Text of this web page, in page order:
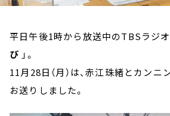
平日午後1時から放送中のTBSラジオ
び 」。
11月28日（月）は、赤江珠緒とカン
お送りしました。